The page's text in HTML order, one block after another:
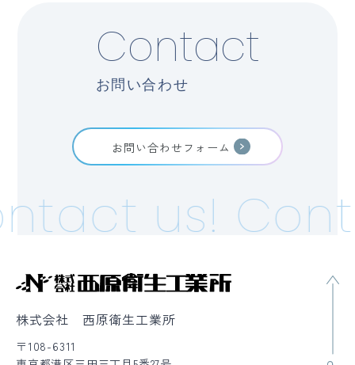
Contact
お問い合わせ
お問い合わせフォーム
us!
株式会社 西原衛生工業所
〒108-6311